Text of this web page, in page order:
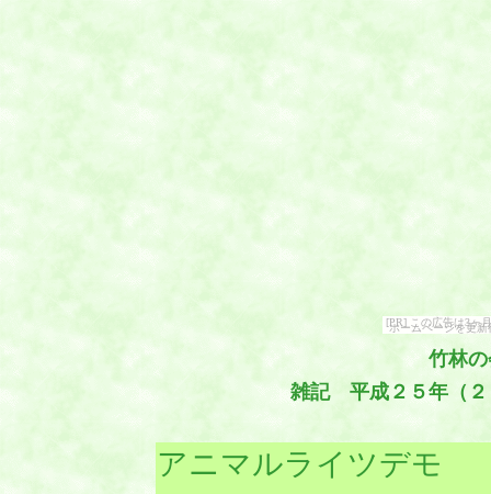
[PR] この広告は3ヶ
ホームページを更
竹林
雑記 平成２５年（
アニマルライツデモ